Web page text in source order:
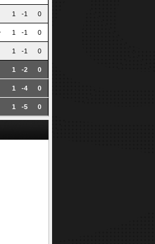
1 -1 0
1 -1 0
1 -1 0
1 -2 0
1 -4 0
1 -5 0